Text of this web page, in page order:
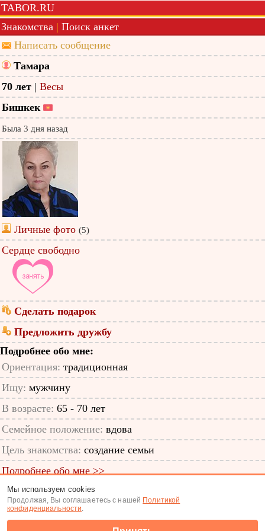
TABOR.RU
Знакомства | Поиск анкет
Написать сообщение
Тамара
70 лет | Весы
Бишкек
Была 3 дня назад
Личные фото (5)
Сердце свободно
Сделать подарок
Предложить дружбу
Подробнее обо мне:
Ориентация: традиционная
Ищу: мужчину
В возрасте: 65 - 70 лет
Семейное положение: вдова
Цель знакомства: создание семьи
Подробнее обо мне >>
ID анкеты: 65094906
Знакомства|Поиск анкет
Мы используем cookies
Продолжая, Вы соглашаетесь с нашей Политикой
конфиденциальности.